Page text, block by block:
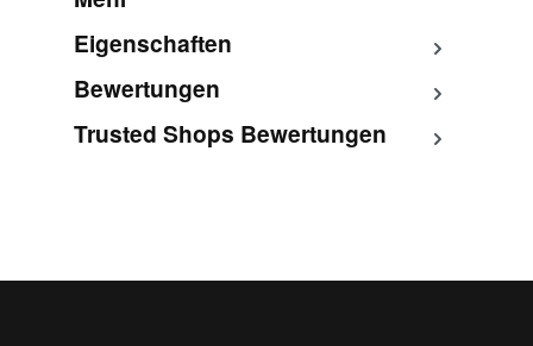
Eigenschaften
Bewertungen
Trusted Shops Bewertungen